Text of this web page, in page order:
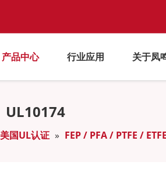
产品中心 行业应用 关于凤
UL10174
美国UL认证 » FEP / PFA / PTFE /